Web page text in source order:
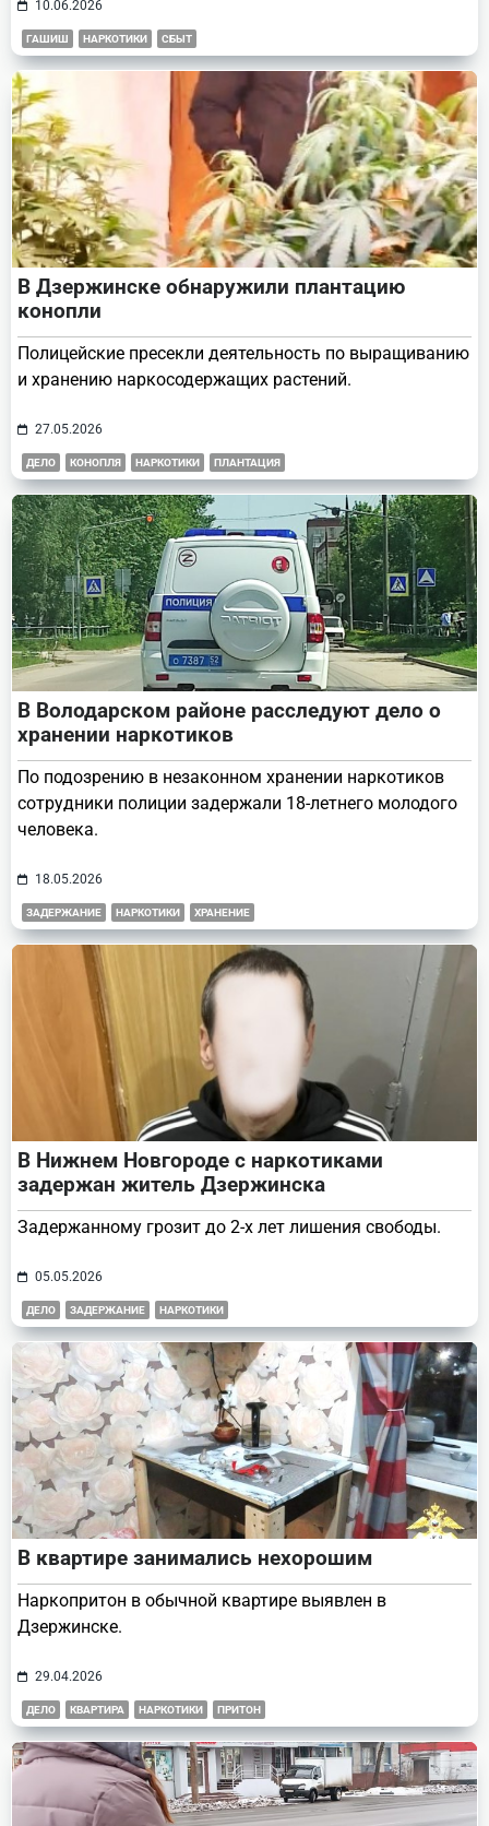
10.06.2026
ГАШИШ НАРКОТИКИ СБЫТ
В Дзержинске обнаружили плантацию
конопли
Полицейские пресекли деятельность по выращиванию
и хранению наркосодержащих растений.
27.05.2026
ДЕЛО КОНОПЛЯ НАРКОТИКИ ПЛАНТАЦИЯ
В Володарском районе расследуют дело о
хранении наркотиков
По подозрению в незаконном хранении наркотиков
сотрудники полиции задержали 18-летнего молодого
человека.
18.05.2026
ЗАДЕРЖАНИЕ НАРКОТИКИ ХРАНЕНИЕ
В Нижнем Новгороде с наркотиками
задержан житель Дзержинска
Задержанному грозит до 2-х лет лишения свободы.
05.05.2026
ДЕЛО ЗАДЕРЖАНИЕ НАРКОТИКИ
В квартире занимались нехорошим
Наркопритон в обычной квартире выявлен в
Дзержинске.
29.04.2026
ДЕЛО КВАРТИРА НАРКОТИКИ ПРИТОН